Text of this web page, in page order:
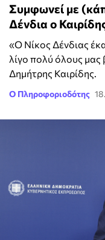
Συμφωνεί με
Δένδια ο
«Ο Νίκος Δένδιας
λίγο πολύ όλους
Δημήτρης Καιρίδης.
Ο Πληροφοριοδότης